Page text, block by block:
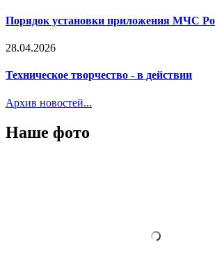
Порядок установки приложения МЧС
28.04.2026
Техническое творчество - в действии
Архив новостей...
Наше фото